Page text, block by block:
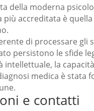
della moderna
più accreditata è quella
di processare
persistono le sfide
intellettuale, la
medica è stata
e contatti